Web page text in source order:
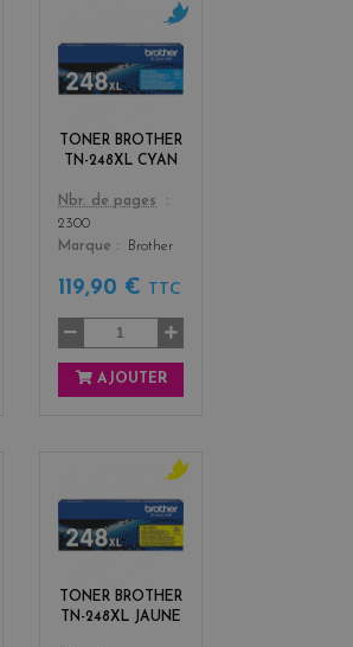
TONER BROTHER
TN-248XL CYAN
Color
c
y
a
Nbr. de pages
2300
Marque
Brother
119,90 € TTC
AJOUTER
TONER BROTHER
TN-248XL JAUNE
y
e
o
w